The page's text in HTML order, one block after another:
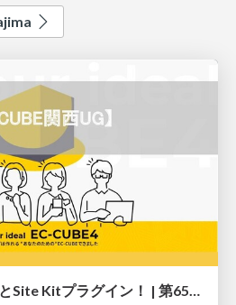
EC-CUBEの最新情報とSite Kitプラグイン！ | 第65回EC-CUBE関西UG